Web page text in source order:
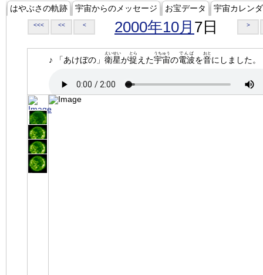
はやぶさの軌跡 宇宙からのメッセージ お宝データ 宇宙カレン
<<< << < 2000年10月 7日 >
♪ 「あけぼの」 衛星
えいせい
が捉
とら
えた宇宙
うちゅう
の電波
でんぱ
を音
おと
にしました。